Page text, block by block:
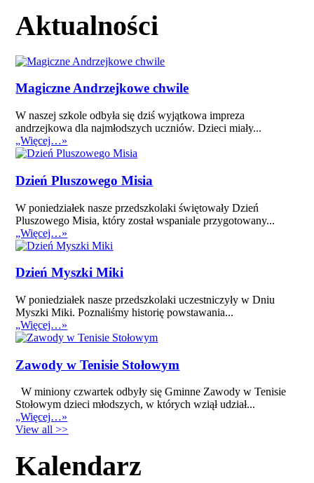
Aktualności
Magiczne Andrzejkowe chwile
W naszej szkole odbyła się dziś wyjątkowa impreza
andrzejkowa dla najmłodszych uczniów. Dzieci miały...
„Więcej…»
Dzień Pluszowego Misia
W poniedziałek nasze przedszkolaki świętowały Dzień
Pluszowego Misia, który został wspaniale przygotowany...
„Więcej…»
Dzień Myszki Miki
W poniedziałek nasze przedszkolaki uczestniczyły w Dniu
Myszki Miki. Poznaliśmy historię powstawania...
„Więcej…»
Zawody w Tenisie Stołowym
W miniony czwartek odbyły się Gminne Zawody w Tenisie
Stołowym dzieci młodszych, w których wziął udział...
„Więcej…»
View all >>
Kalendarz